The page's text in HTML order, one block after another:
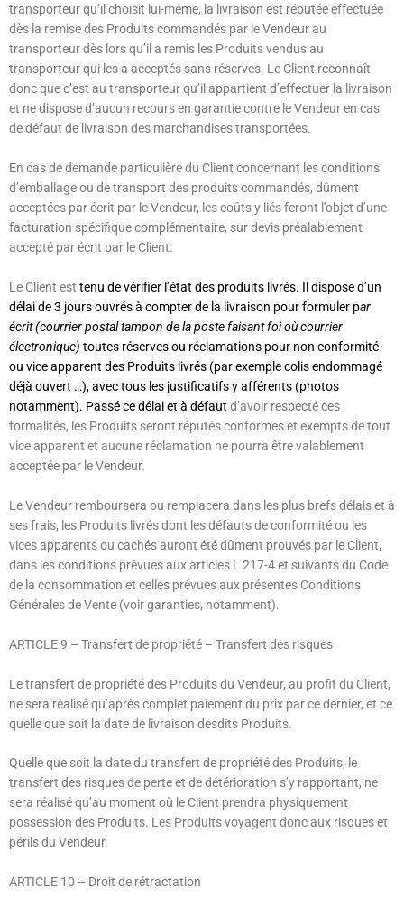
transporteur qu’il choisit lui-même, la livraison est réputée effectuée
dès la remise des Produits commandés par le Vendeur au
transporteur dès lors qu’il a remis les Produits vendus au
transporteur qui les a acceptés sans réserves. Le Client reconnaît
donc que c’est au transporteur qu’il appartient d’effectuer la livraison
et ne dispose d’aucun recours en garantie contre le Vendeur en cas
de défaut de livraison des marchandises transportées.
En cas de demande particulière du Client concernant les conditions
d’emballage ou de transport des produits commandés, dûment
acceptées par écrit par le Vendeur, les coûts y liés feront l’objet d’une
facturation spécifique complémentaire, sur devis préalablement
accepté par écrit par le Client.
Le Client est tenu de vérifier l’état des produits livrés. Il dispose d’un
délai de3 jours ouvrésà compter de la livraison pour formuler par
écrit (courrier postal tampon de la poste faisant foi où courrier
électronique) toutes réserves ou réclamations pour non conformité
ou vice apparent des Produits livrés (par exemple colis endommagé
déjà ouvert …), avec tous les justificatifs y afférents (photos
notamment). Passé ce délai et à défaut d’avoir respecté ces
formalités, les Produits seront réputés conformes et exempts de tout
vice apparent et aucune réclamation ne pourra être valablement
acceptée par le Vendeur.
Le Vendeur remboursera ou remplacera dans les plus brefs délais et à
ses frais, les Produits livrés dont les défauts de conformité ou les
vices apparents ou cachés auront été dûment prouvés par le Client,
dans les conditions prévues aux articles L 217-4 et suivants du Code
de la consommation et celles prévues aux présentes Conditions
Générales de Vente (voir garanties, notamment).
ARTICLE 9 – Transfert de propriété – Transfert des risques
Le transfert de propriété des Produits du Vendeur, au profit du Client,
ne sera réalisé qu’après complet paiement du prix par ce dernier, et ce
quelle que soit la date de livraison desdits Produits.
Quelle que soit la date du transfert de propriété des Produits, le
transfert des risques de perte et de détérioration s’y rapportant, ne
sera réalisé qu’au moment où le Client prendra physiquement
possession des Produits. Les Produits voyagent donc aux risques et
périls du Vendeur.
ARTICLE 10 – Droit de rétractation